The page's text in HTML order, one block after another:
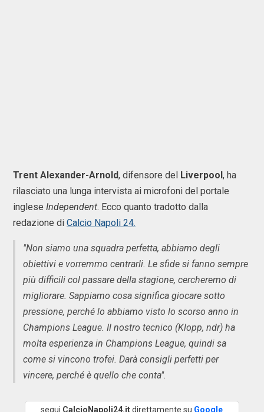
Trent Alexander-Arnold, difensore del Liverpool, ha
rilasciato una lunga intervista ai microfoni del portale
inglese Independent. Ecco quanto tradotto dalla
redazione di Calcio Napoli 24.
"Non siamo una squadra perfetta, abbiamo degli
obiettivi e vorremmo centrarli. Le sfide si fanno sempre
più difficili col passare della stagione, cercheremo di
migliorare. Sappiamo cosa significa giocare sotto
pressione, perché lo abbiamo visto lo scorso anno in
Champions League. Il nostro tecnico (Klopp, ndr) ha
molta esperienza in Champions League, quindi sa
come si vincono trofei. Darà consigli perfetti per
vincere, perché è quello che conta".
segui CalcioNapoli24.itdirettamente su Google